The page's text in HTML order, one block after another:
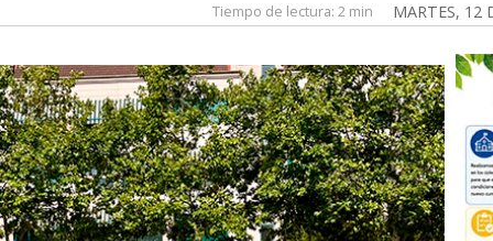
MARTES, 12
Tiempo de lectura: 2 min